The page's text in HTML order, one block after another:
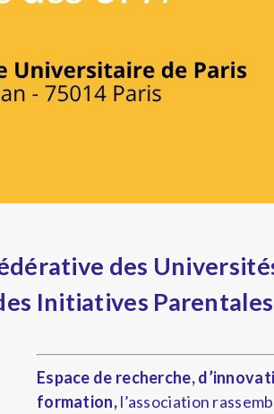
des
Initiatives
Espace de recherche,
formation,l’association